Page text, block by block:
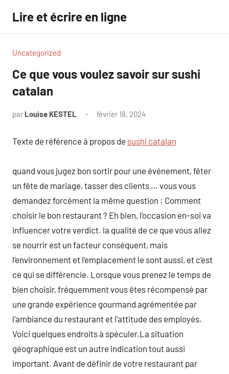
contenu
Lire et écrire en ligne
Uncategorized
Ce que vous voulez savoir sur sushi
catalan
par Louise KESTEL février 18, 2024
Texte de référence à propos de sushi catalan
quand vous jugez bon sortir pour une événement, fêter
un fête de mariage, tasser des clients … vous vous
demandez forcément la même question : Comment
choisir le bon restaurant ? Eh bien, l’occasion en-soi va
influencer votre verdict. la qualité de ce que vous allez
se nourrir est un facteur conséquent, mais
l’environnement et l’emplacement le sont aussi, et c’est
ce qui se différencie. Lorsque vous prenez le temps de
bien choisir, fréquemment vous êtes récompensé par
une grande expérience gourmand agrémentée par
l’ambiance du restaurant et l’attitude des employés.
Voici quelques endroits à spéculer.La situation
géographique est un autre indication tout aussi
important. Avant de définir de votre restaurant par